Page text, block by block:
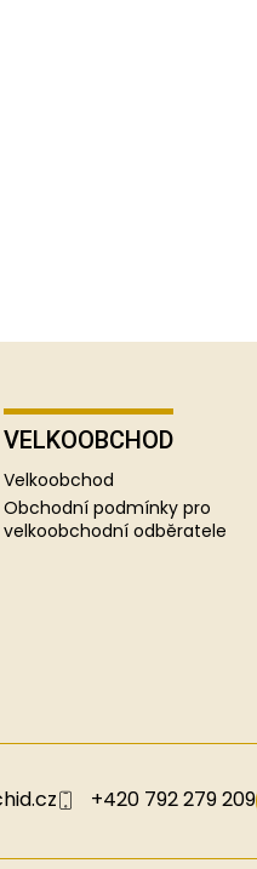
VELKOOBCHOD
Velkoobchod
Obchodní podmínky pro
velkoobchodní odběratele
+420 792 279 209